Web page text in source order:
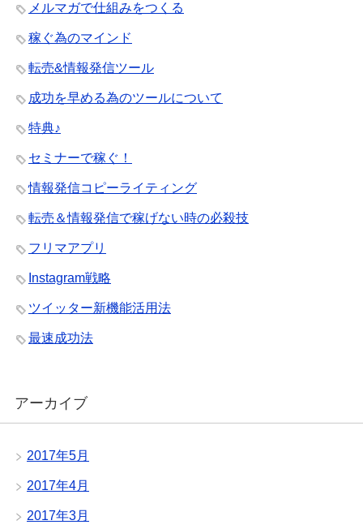
メルマガで仕組みをつくる
稼ぐ為のマインド
転売&情報発信ツール
成功を早める為のツールについて
特典♪
セミナーで稼ぐ！
情報発信コピーライティング
転売＆情報発信で稼げない時の必殺技
フリマアプリ
Instagram戦略
ツイッター新機能活用法
最速成功法
アーカイブ
2017年5月
2017年4月
2017年3月